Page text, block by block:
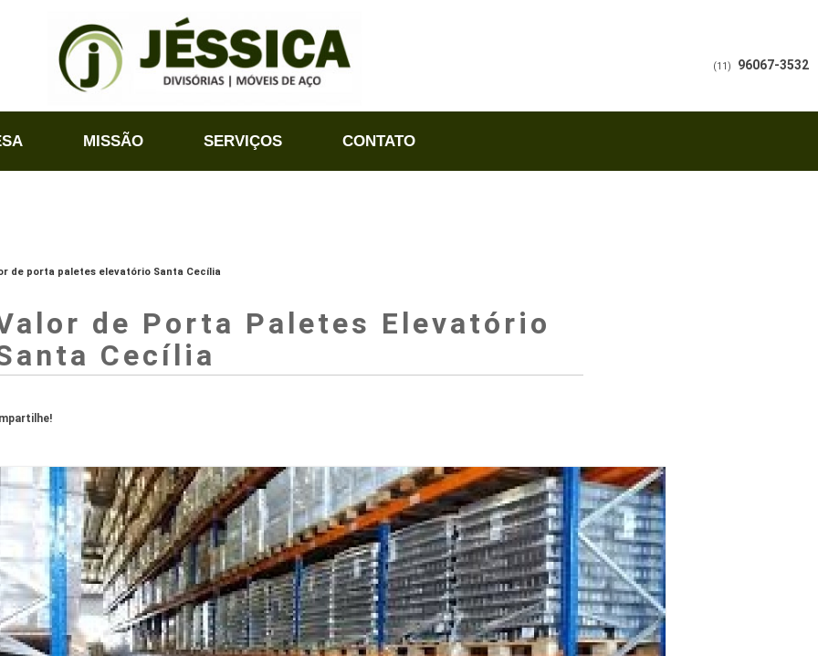
MISSÃO SERVIÇOS CONTATO
(11) 96067-3532
de porta paletes elevatório Santa Cecília
de Porta Paletes Elevatório
Cecília